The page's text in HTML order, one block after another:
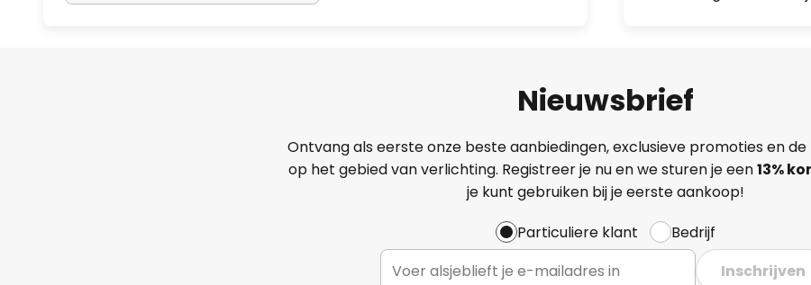
Nieuwsbrief
Ontvang als eerste onze beste aanbiedingen, exclusieve promoties en
op het gebied van verlichting. Registreer je nu en we sturen je een13%
je kunt gebruiken bij je eerste aankoop!
Particuliere klant
Bedrijf
Inschrijven